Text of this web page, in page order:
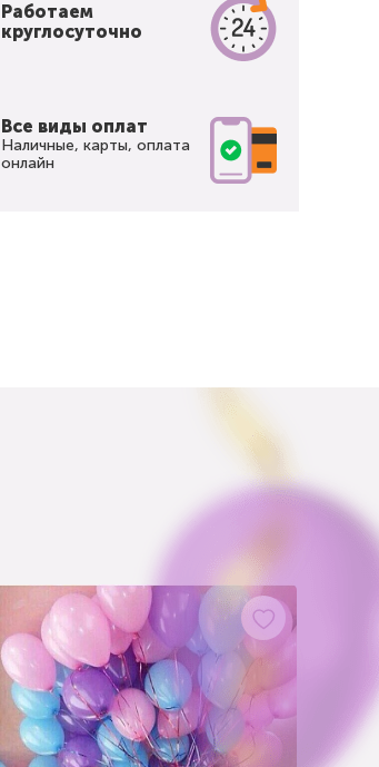
Работаем
круглосуточно
Все виды оплат
Наличные, карты, оплата
онлайн